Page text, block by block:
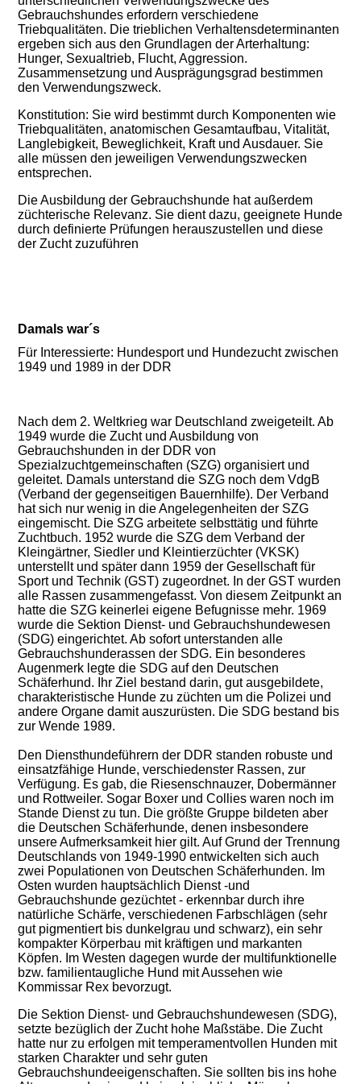
Gebrauchshundes erfordern verschiedene
Triebqualitäten. Die trieblichen Verhaltensdeterminanten
ergeben sich aus den Grundlagen der Arterhaltung:
Hunger, Sexualtrieb, Flucht, Aggression.
Zusammensetzung und Ausprägungsgrad bestimmen
den Verwendungszweck.
Konstitution: Sie wird bestimmt durch Komponenten wie
Triebqualitäten, anatomischen Gesamtaufbau, Vitalität,
Langlebigkeit, Beweglichkeit, Kraft und Ausdauer. Sie
alle müssen den jeweiligen Verwendungszwecken
entsprechen.
Die Ausbildung der Gebrauchshunde hat außerdem
züchterische Relevanz. Sie dient dazu, geeignete Hunde
durch definierte Prüfungen herauszustellen und diese
der Zucht zuzuführen
Damals war´s
Für Interessierte: Hundesport und Hundezucht zwischen
1949 und 1989 in der DDR
Nach dem 2. Weltkrieg war Deutschland zweigeteilt. Ab
1949 wurde die Zucht und Ausbildung von
Gebrauchshunden in der DDR von
Spezialzuchtgemeinschaften (SZG) organisiert und
geleitet. Damals unterstand die SZG noch dem VdgB
(Verband der gegenseitigen Bauernhilfe). Der Verband
hat sich nur wenig in die Angelegenheiten der SZG
eingemischt. Die SZG arbeitete selbsttätig und führte
Zuchtbuch. 1952 wurde die SZG dem Verband der
Kleingärtner, Siedler und Kleintierzüchter (VKSK)
unterstellt und später dann 1959 der Gesellschaft für
Sport und Technik (GST) zugeordnet. In der GST wurden
alle Rassen zusammengefasst. Von diesem Zeitpunkt an
hatte die SZG keinerlei eigene Befugnisse mehr. 1969
wurde die Sektion Dienst- und Gebrauchshundewesen
(SDG) eingerichtet. Ab sofort unterstanden alle
Gebrauchshunderassen der SDG. Ein besonderes
Augenmerk legte die SDG auf den Deutschen
Schäferhund. Ihr Ziel bestand darin, gut ausgebildete,
charakteristische Hunde zu züchten um die Polizei und
andere Organe damit auszurüsten. Die SDG bestand bis
zur Wende 1989.
Den Diensthundeführern der DDR standen robuste und
einsatzfähige Hunde, verschiedenster Rassen, zur
Verfügung. Es gab, die Riesenschnauzer, Dobermänner
und Rottweiler. Sogar Boxer und Collies waren noch im
Stande Dienst zu tun. Die größte Gruppe bildeten aber
die Deutschen Schäferhunde, denen insbesondere
unsere Aufmerksamkeit hier gilt. Auf Grund der Trennung
Deutschlands von 1949-1990 entwickelten sich auch
zwei Populationen von Deutschen Schäferhunden. Im
Osten wurden hauptsächlich Dienst -und
Gebrauchshunde gezüchtet - erkennbar durch ihre
natürliche Schärfe, verschiedenen Farbschlägen (sehr
gut pigmentiert bis dunkelgrau und schwarz), ein sehr
kompakter Körperbau mit kräftigen und markanten
Köpfen. Im Westen dagegen wurde der multifunktionelle
bzw. familientaugliche Hund mit Aussehen wie
Kommissar Rex bevorzugt.
Die Sektion Dienst- und Gebrauchshundewesen (SDG),
setzte bezüglich der Zucht hohe Maßstäbe. Die Zucht
hatte nur zu erfolgen mit temperamentvollen Hunden mit
starken Charakter und sehr guten
Gebrauchshundeeigenschaften. Sie sollten bis ins hohe